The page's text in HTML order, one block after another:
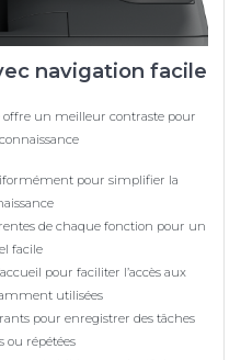
navigation facile
offre un meilleur contraste pour
pour simplifier la
de chaque fonction pour un
facile
pour faciliter l’accès aux
utilisées
pour enregistrer des tâches
ou répétées